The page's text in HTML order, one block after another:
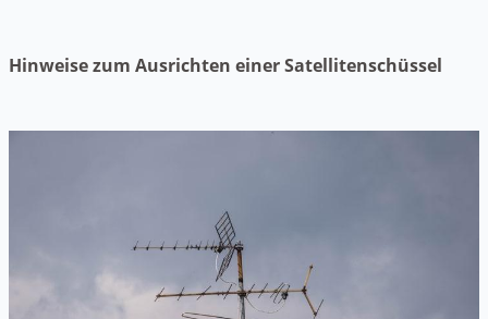
Hinweise zum Ausrichten einer Satellitenschüssel